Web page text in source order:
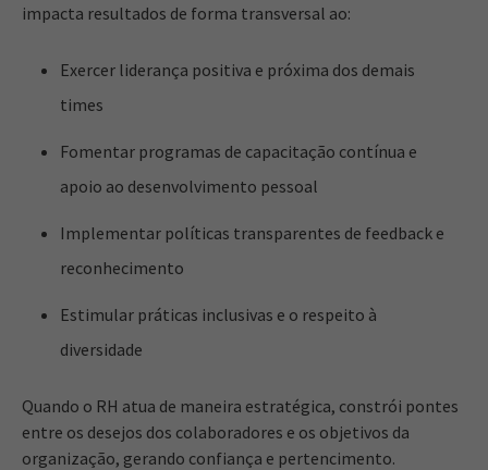
impacta resultados de forma transversal ao:
Exercer liderança positiva e próxima dos demais
times
Fomentar programas de capacitação contínua e
apoio ao desenvolvimento pessoal
Implementar políticas transparentes de feedback e
reconhecimento
Estimular práticas inclusivas e o respeito à
diversidade
Quando o RH atua de maneira estratégica, constrói pontes
entre os desejos dos colaboradores e os objetivos da
organização, gerando confiança e pertencimento.